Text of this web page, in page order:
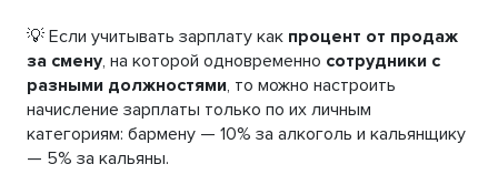
💡 Если учитывать зарплату как процент от продаж
за смену, на которой одновременно сотрудники с
разными должностями, то можно настроить
начисление зарплаты только по их личным
категориям: бармену — 10% за алкоголь и кальянщику
— 5% за кальяны.